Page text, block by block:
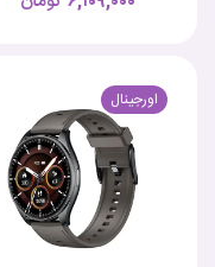
اورجینال